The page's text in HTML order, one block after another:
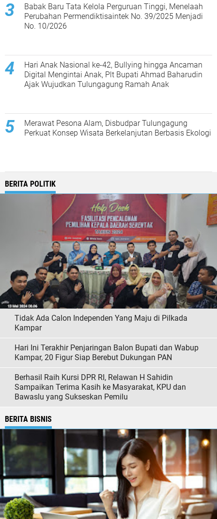
Babak Baru Tata Kelola Perguruan Tinggi, Menelaah
Perubahan Permendiktisaintek No. 39/2025 Menjadi
No. 10/2026
Hari Anak Nasional ke-42, Bullying hingga Ancaman
Digital Mengintai Anak, Plt Bupati Ahmad Baharudin
Ajak Wujudkan Tulungagung Ramah Anak
Merawat Pesona Alam, Disbudpar Tulungagung
Perkuat Konsep Wisata Berkelanjutan Berbasis Ekologi
BERITA POLITIK
Tidak Ada Calon Independen Yang Maju di Pilkada
Kampar
Hari Ini Terakhir Penjaringan Balon Bupati dan Wabup
Kampar, 20 Figur Siap Berebut Dukungan PAN
Berhasil Raih Kursi DPR RI, Relawan H Sahidin
Sampaikan Terima Kasih ke Masyarakat, KPU dan
Bawaslu yang Sukseskan Pemilu
BERITA BISNIS